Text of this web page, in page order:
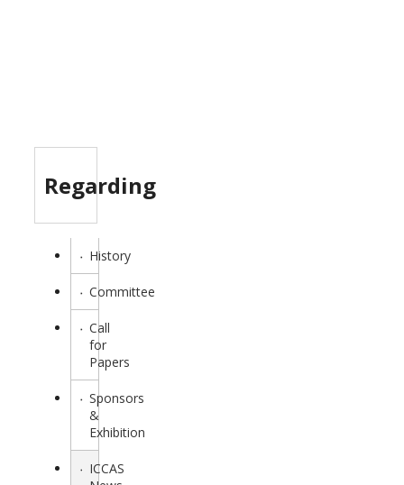
Regarding
History
Committee
Call
for
Papers
Sponsors
&
Exhibition
ICCAS